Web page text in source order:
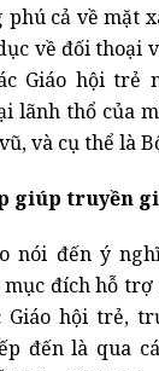
cả về mặt
về đối thoại
Giáo hội trẻ
lãnh thổ của
và cụ thể là
giúp truyền
nói đến ý
đích hỗ trợ
Giáo hội trẻ,
đến là qua